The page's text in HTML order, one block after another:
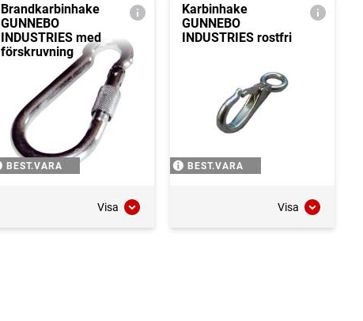
Brandkarbinhake
GUNNEBO
INDUSTRIES med
förskruvning
BEST.VARA
Visa
Karbinhake
GUNNEBO
INDUSTRIES rostfri
BEST.VARA
Visa